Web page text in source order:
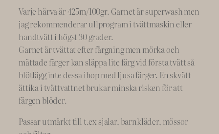
s
,
#
3
,
m
u
l
i
Varje härva är 425m/100gr. Garnet är superwash men
jag rekommenderar ullprogram i tvättmaskin eller
handtvätt i högst 30 grader.
Garnet är tvättat efter färgning men mörka och
mättade färger kan släppa lite färg vid första tvätt så
blötlägg inte dessa ihop med ljusa färger. En skvätt
ättika i tvättvattnet brukar minska risken för att
färgen blöder.
Passar utmärkt till t.ex sjalar, barnkläder, mössor